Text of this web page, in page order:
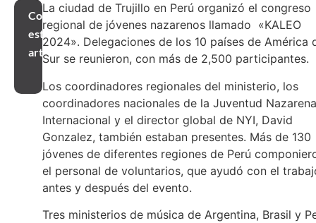
Compartir
este
artículo
La ciudad de Trujillo en Perú organizó el congreso
regional de jóvenes nazarenos llamado «KALEO
2024». Delegaciones de los 10 países de América
Sur se reunieron, con más de 2,500 participantes.
Los coordinadores regionales del ministerio, los
coordinadores nacionales de la Juventud Nazarena
Internacional y el director global de NYI, David
Gonzalez, también estaban presentes. Más de 130
jóvenes de diferentes regiones de Perú
el personal de voluntarios, que ayudó con el
antes y después del evento.
Tres ministerios de música de Argentina, Brasil y